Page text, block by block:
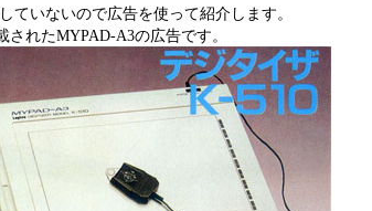
ていないので広告を使って紹介します。
れたMYPAD-A3の広告です。